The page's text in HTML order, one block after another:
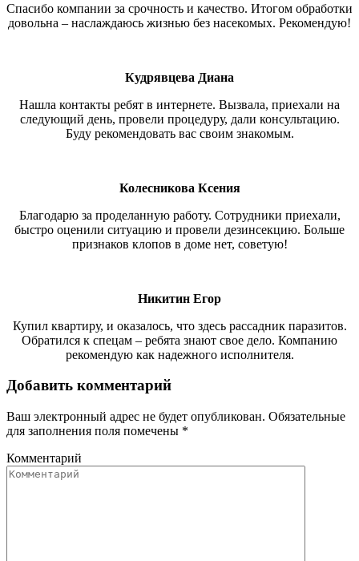
Спасибо компании за срочность и качество. Итогом обработки
довольна – наслаждаюсь жизнью без насекомых. Рекомендую!
Кудрявцева Диана
Нашла контакты ребят в интернете. Вызвала, приехали на
следующий день, провели процедуру, дали консультацию.
Буду рекомендовать вас своим знакомым.
Колесникова Ксения
Благодарю за проделанную работу. Сотрудники приехали,
быстро оценили ситуацию и провели дезинсекцию. Больше
признаков клопов в доме нет, советую!
Никитин Егор
Купил квартиру, и оказалось, что здесь рассадник паразитов.
Обратился к спецам – ребята знают свое дело. Компанию
рекомендую как надежного исполнителя.
Добавить комментарий
Ваш электронный адрес не будет опубликован. Обязательные
для заполнения поля помечены *
Комментарий